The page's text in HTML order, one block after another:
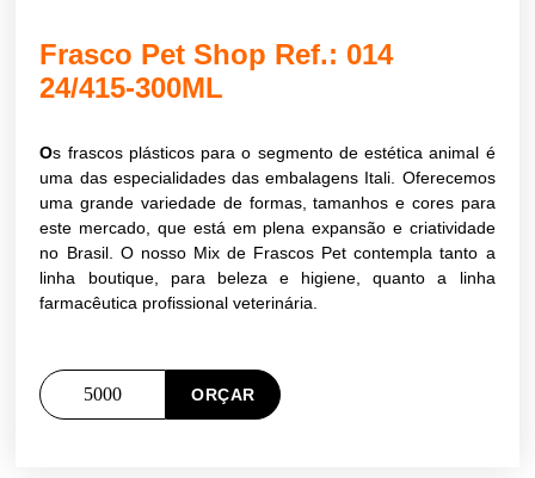
Frasco Pet Shop Ref.: 014
24/415-300ML
Os frascos plásticos para o segmento de estética animal é
uma das especialidades das embalagens Itali. Oferecemos
uma grande variedade de formas, tamanhos e cores para
este mercado, que está em plena expansão e criatividade
no Brasil. O nosso Mix de Frascos Pet contempla tanto a
linha boutique, para beleza e higiene, quanto a linha
farmacêutica profissional veterinária.
ORÇAR